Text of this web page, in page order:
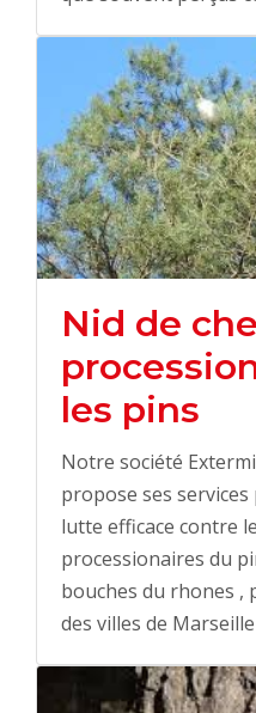
Nid de
les pins
Notre société
propose ses
lutte efficace contre
processionaires du
bouches du rhones ,
des villes de